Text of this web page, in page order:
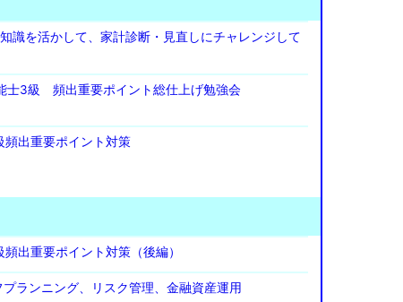
知識を活かして、家計診断・見直しにチャレンジして
士3級 頻出重要ポイント総仕上げ勉強会
頻出重要ポイント対策
出重要ポイント対策（後編）
ランニング、リスク管理、金融資産運用